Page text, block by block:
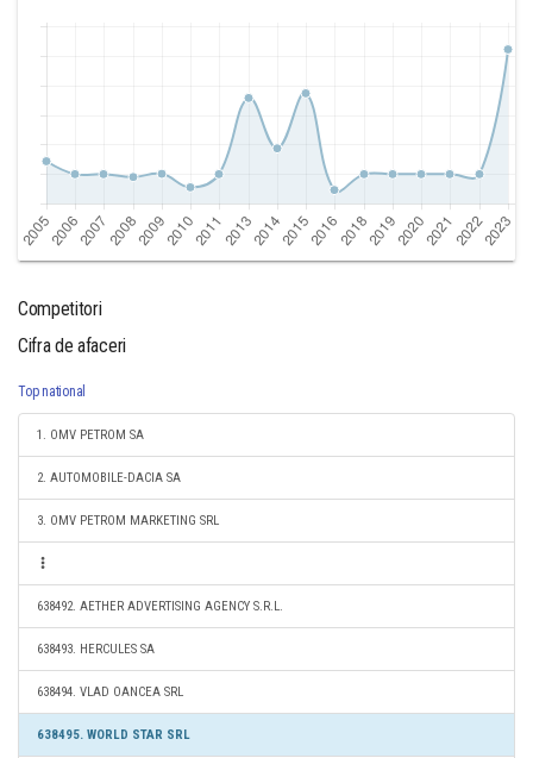
Competitori
Cifra de afaceri
Top national
1. OMV PETROM SA
2. AUTOMOBILE-DACIA SA
3. OMV PETROM MARKETING SRL
638492. AETHER ADVERTISING AGENCY S.R.L.
638493. HERCULES SA
638494. VLAD OANCEA SRL
638495. WORLD STAR SRL